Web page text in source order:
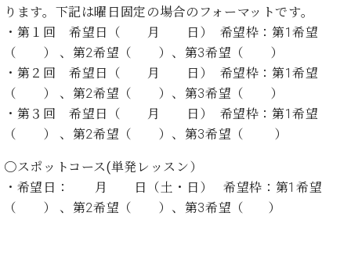
ュ
タ
イ
ン
ア
カ
デ
ミ
ホ
ク
セ
ス
セン
トラ
ム東
ご案
内
(PDF)
お
問
ります。下記は曜日固定の場合のフォーマットです。
・第１回 希望日（ 月 日） 希望枠：第1希望
（ ） 、第2希望（ ）、第3希望（ ）
・第２回 希望日（ 月 日） 希望枠：第1希望
（ ） 、第2希望（ ）、第3希望（ ）
・第３回 希望日（ 月 日） 希望枠：第1希望
（ ） 、第2希望（ ）、第3希望（ ）
〇スポットコース(単発レッスン）
・希望日： 月 日（土・日） 希望枠：第1希望
（ ） 、第2希望（ ）、第3希望（ ）